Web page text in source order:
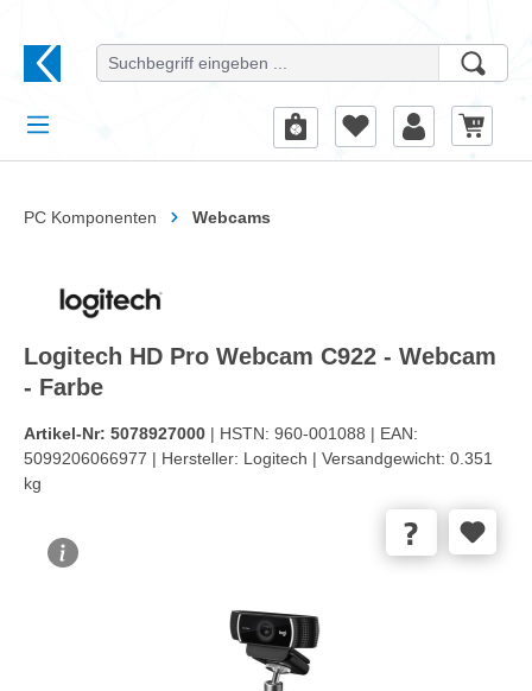
PC Komponenten Webcams
Logitech HD Pro Webcam C922 - Webcam
- Farbe
Artikel-Nr: 5078927000 | HSTN: 960-001088 | EAN:
5099206066977 | Hersteller: Logitech | Versandgewicht: 0.351
kg